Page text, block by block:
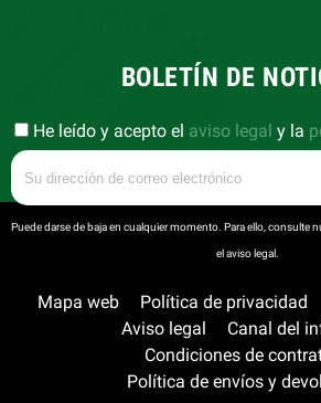
BOLETÍN DE
He leído y acepto el aviso legal y la
Puede darse de baja en cualquier momento. Para ello, consulte
el aviso legal.
Mapa web Política de privacidad
Aviso legal
Canal del
Condiciones de
Política de envíos y